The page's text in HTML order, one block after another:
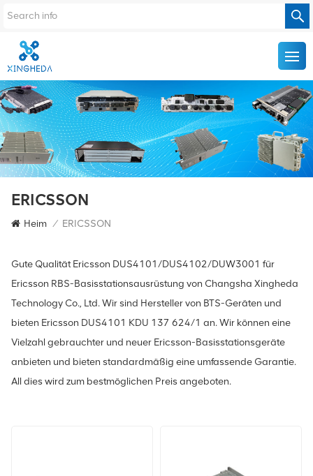
ERICSSON
Heim / ERICSSON
Gute Qualität Ericsson DUS4101/DUS4102/DUW3001 für
Ericsson RBS-Basisstationsausrüstung von Changsha Xingheda
Technology Co., Ltd. Wir sind Hersteller von BTS-Geräten und
bieten Ericsson DUS4101 KDU 137 624/1 an. Wir können eine
Vielzahl gebrauchter und neuer Ericsson-Basisstationsgeräte
anbieten und bieten standardmäßig eine umfassende Garantie.
All dies wird zum bestmöglichen Preis angeboten.